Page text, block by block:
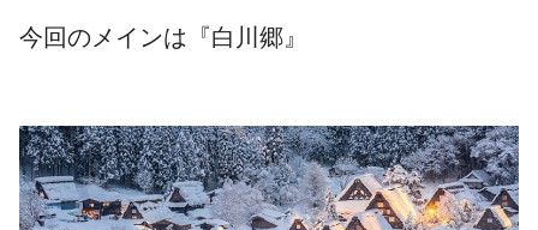
今回のメインは『白川郷』